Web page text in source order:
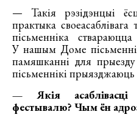
— Такія рэзідэнцыі
практыка
пісьменніка
У нашым Доме
памяшканні для
пісьменнікі прыязджаюць
— Якія
фестывалю? Чым ён